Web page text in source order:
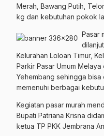
Merah, Bawang Putih,
kg dan kebutuhan pokok
Pasar
Kelurahan Loloan Timur,
Parkir Pasar Umum Melaya
Yehembang sehingga bisa
memenuhi berbagai
Kegiatan pasar murah
Bupati Patriana Krisna
ketua TP PKK Jembrana